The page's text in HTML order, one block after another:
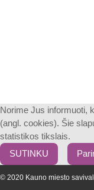
Norime Jus informuoti,
(angl. cookies). Šie
statistikos tikslais.
SUTINKU
© 2020 Kauno miesto